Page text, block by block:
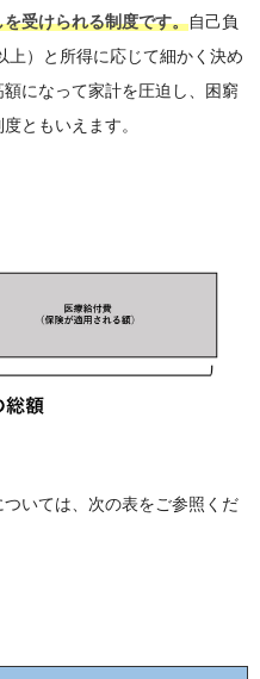
受けられる制度です。自己負
）と所得に応じて細かく決め
になって家計を圧迫し、困窮
ともいえます。
いては、次の表をご参照くだ